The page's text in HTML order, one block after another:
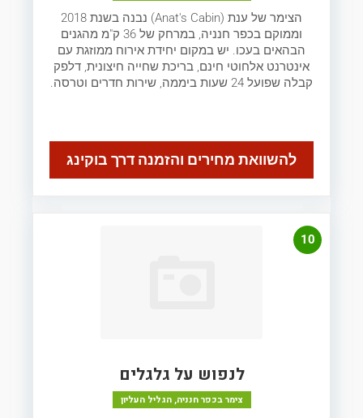
הצימר של ענת (Anat's Cabin) נבנה בשנת 2018
וממוקם בכפר חנניה, במרחק של 36 ק"מ מהגנים
הבהאים בעכו. יש במקום יחידת אירוח ממוזגת עם
אינטרנט אלחוטי חינם, בריכת שחייה חיצונית, דלפק
קבלה שפועל 24 שעות ביממה, שירות חדרים וטרסה.
להשוואת מחירים והזמנה דרך בוקינג
10
לנפוש על גלגלים
צימר בכפר חנניה, הגליל העליון